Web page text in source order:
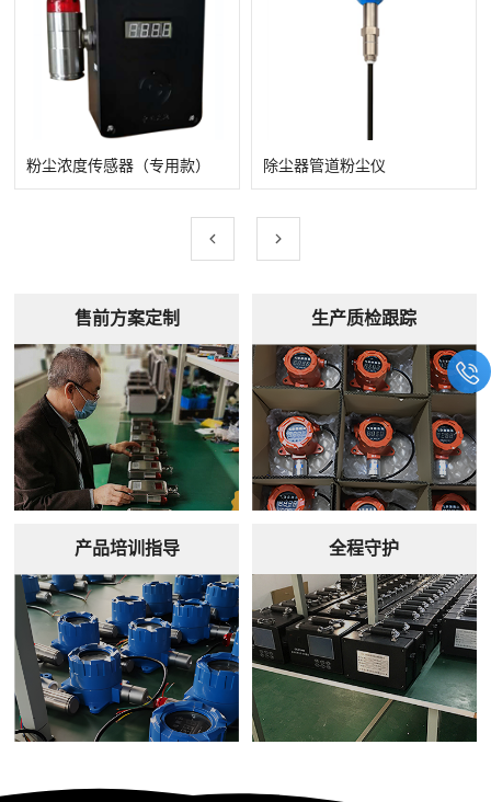
粉尘浓度传感器（专用款）
除尘器管道粉尘仪
售前方案定制 生产质检跟踪
产品培训指导 全程守护